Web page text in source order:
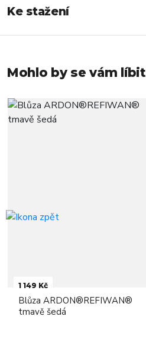
Ke stažení
Mohlo by se vám líbit
1 149 Kč
Blůza ARDON®REFIWAN®
tmavě šedá